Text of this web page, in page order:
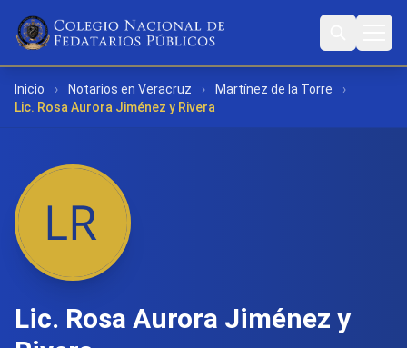
Inicio › Notarios en Veracruz › Martínez de la Torre
›
Lic. Rosa Aurora Jiménez y Rivera
Lic. Rosa Aurora Jiménez y